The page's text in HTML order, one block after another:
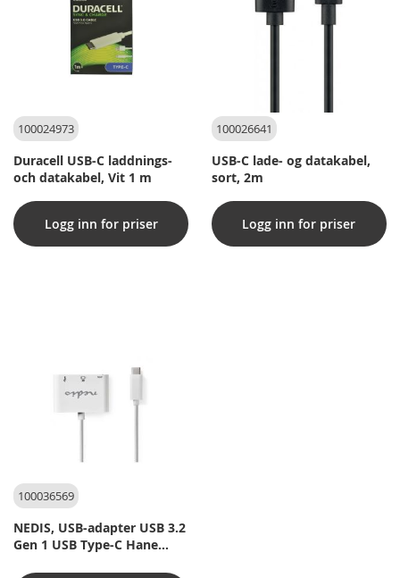
100024973
Duracell USB-C laddnings-
och datakabel, Vit 1 m
Logg inn for priser
100026641
USB-C lade- og datakabel,
sort, 2m
Logg inn for priser
100036569
NEDIS, USB-adapter USB 3.2
Gen 1 USB Type-C Hane